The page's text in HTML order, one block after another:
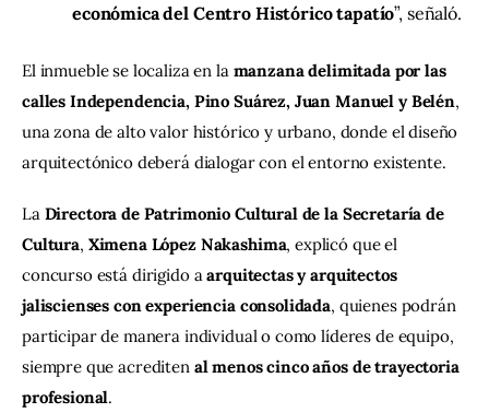
económica del Centro Histórico tapatío”, señaló.
El inmueble se localiza en la manzana delimitada por las
calles Independencia, Pino Suárez, Juan Manuel y Belén,
una zona de alto valor histórico y urbano, donde el diseño
arquitectónico deberá dialogar con el entorno existente.
La Directora de Patrimonio Cultural de la Secretaría de
Cultura, Ximena López Nakashima, explicó que el
concurso está dirigido a arquitectas y arquitectos
jaliscienses con experiencia consolidada, quienes podrán
participar de manera individual o como líderes de equipo,
siempre que acrediten al menos cinco años de trayectoria
profesional.